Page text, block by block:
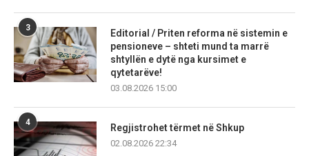
3
Editorial / Priten reforma në sistemin e
pensioneve – shteti mund ta marrë
shtyllën e dytë nga kursimet e
qytetarëve!
03.08.2026 15:00
4
Regjistrohet tërmet në Shkup
02.08.2026 22:34